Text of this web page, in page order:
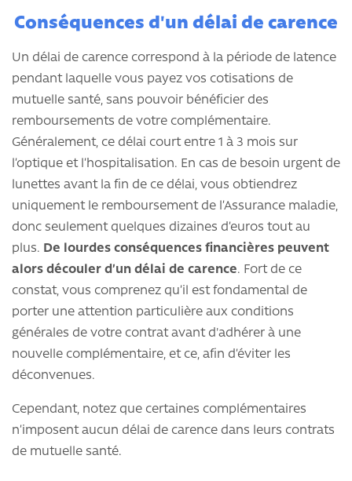
Conséquences d'un délai de carence
Un délai de carence correspond à la période de latence
pendant laquelle vous payez vos cotisations de
mutuelle santé, sans pouvoir bénéficier des
remboursements de votre complémentaire.
Généralement, ce délai court entre 1 à 3 mois sur
l’optique et l’hospitalisation. En cas de besoin urgent de
lunettes avant la fin de ce délai, vous obtiendrez
uniquement le remboursement de l’Assurance maladie,
donc seulement quelques dizaines d’euros tout au
plus. De lourdes conséquences financières peuvent
alors découler d’un délai de carence. Fort de ce
constat, vous comprenez qu’il est fondamental de
porter une attention particulière aux conditions
générales de votre contrat avant d'adhérer à une
nouvelle complémentaire, et ce, afin d’éviter les
déconvenues.
Cependant, notez que certaines complémentaires
n’imposent aucun délai de carence dans leurs contrats
de mutuelle santé.